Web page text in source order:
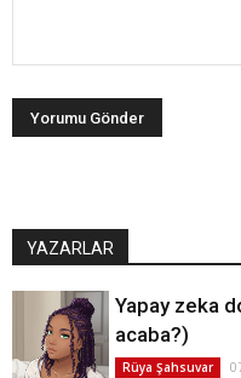
YAZARLAR
Yapay zeka
acaba?)
Rüya Şahsuvar